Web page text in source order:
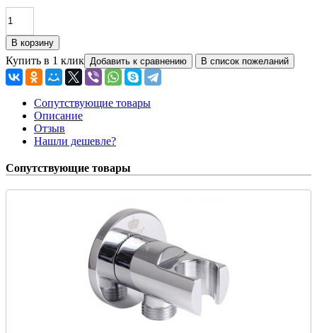
Купить в 1 клик
Сопутствующие товары
Описание
Отзыв
Нашли дешевле?
Сопутствующие товары